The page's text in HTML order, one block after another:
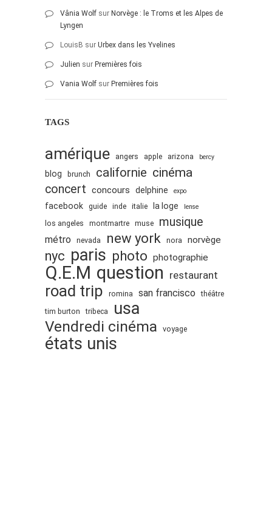
Vânia Wolf sur Norvège : le Troms et les Alpes de
Lyngen
LouisB sur Urbex dans les Yvelines
Julien sur Premières fois
Vania Wolf sur Premières fois
TAGS
amérique angers apple arizona bercy
blog brunch californie cinéma
concert concours delphine expo
facebook guide inde italie la loge lense
los angeles montmartre muse musique
métro nevada new york nora norvège
nyc paris photo photographie
Q.E.M question restaurant
road trip romina san francisco théâtre
tim burton
tribeca usa
Vendredi cinéma voyage
états unis